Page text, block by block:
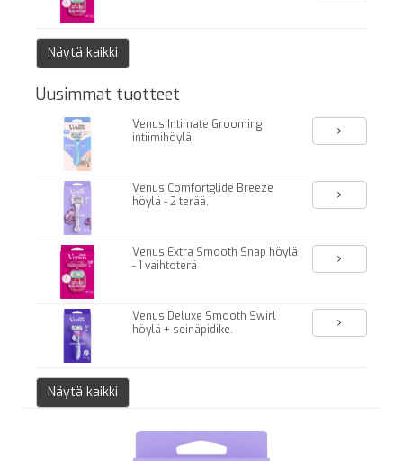
Näytä kaikki
Uusimmat tuotteet
Venus Intimate Grooming
intiimihöylä.
Venus Comfortglide Breeze
höylä - 2 terää.
Venus Extra Smooth Snap höylä
- 1 vaihtoterä
Venus Deluxe Smooth Swirl
höylä + seinäpidike.
Näytä kaikki